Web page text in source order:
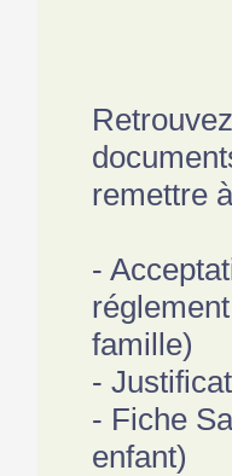
remettre
-
famille)
-
- Fiche
enfant)